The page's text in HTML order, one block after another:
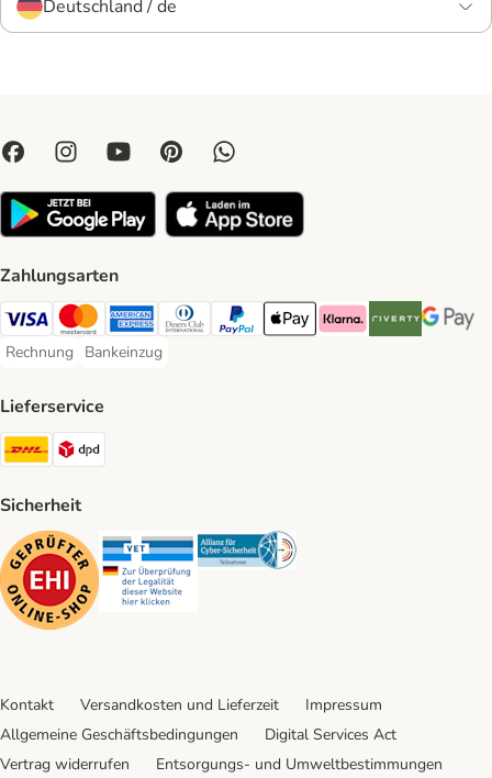
Deutschland / de
Zahlungsarten
Visa Payment Method
Mastercard Payment Method
American Express Payment Method
Diners Club Payment Method
PayPal Payment Method
Apple Pay Payment Method
Klarna Payment Method
Riverty Payment
Google
Rechnung
Rechnung Payment Method
Bankeinzug
Bankeinzug Payment Method
Lieferservice
DHL Shipping Method
Sicherheit
Security Security Security
Kontakt Versandkosten und Lieferzeit
Impressum
Allgemeine Geschäftsbedingungen
Digital Services Act
Vertrag widerrufen
Entsorgungs- und Umweltbestimmungen